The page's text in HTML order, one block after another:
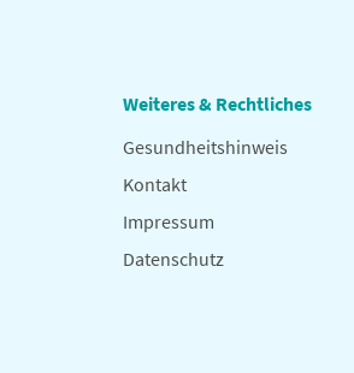
Weiteres & Rechtliches
Gesundheitshinweis
Kontakt
Impressum
Datenschutz